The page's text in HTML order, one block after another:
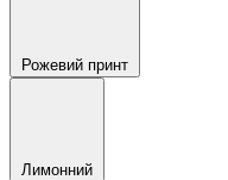
Рожевий принт
Лимонний